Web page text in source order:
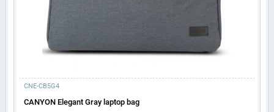
CNE-CB5G4
CANYON Elegant Gray laptop bag